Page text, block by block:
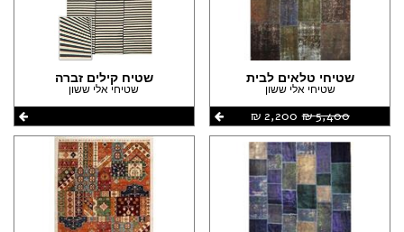
שטיחי טלאים לבית
שטיחי אלי ששון
5,400 ‏₪
2,200 ‏₪
שטיח קילים זברה
שטיחי אלי ששון